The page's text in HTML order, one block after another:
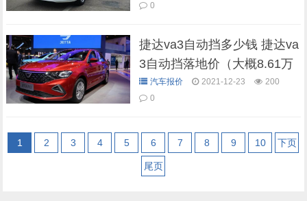
0
捷达va3自动挡多少钱 捷达va
3自动挡落地价（大概8.61万
元起）
汽车报价 2021-12-23
200
0
1 2 3 4 5 6 7 8 9 10 下页
尾页